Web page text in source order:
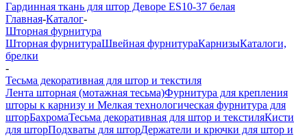
Гардинная ткань для штор Деворе ES10-37 белая
Главная-Каталог-
Шторная фурнитура
Шторная фурнитураШвейная фурнитураКарнизыКаталоги,
брелки
-
Тесьма декоративная для штор и текстиля
Лента шторная (мотажная тесьма)Фурнитура для крепления
шторы к карнизу и Мелкая технологическая фурнитура для
шторБахромаТесьма декоративная для штор и текстиляКисти
для шторПодхваты для шторДержатели и крючки для штор и